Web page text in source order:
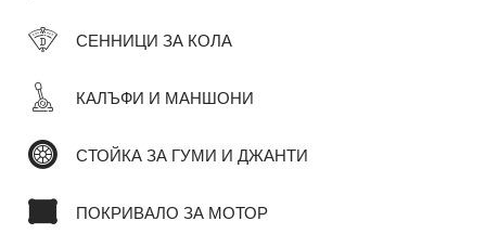
СЕННИЦИ ЗА КОЛА
КАЛЪФИ И МАНШОНИ
СТОЙКА ЗА ГУМИ И ДЖАНТИ
ПОКРИВАЛО ЗА МОТОР